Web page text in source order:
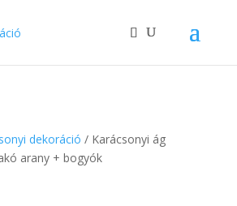
dekoráció / Karácsonyi ág
arany + bogyók